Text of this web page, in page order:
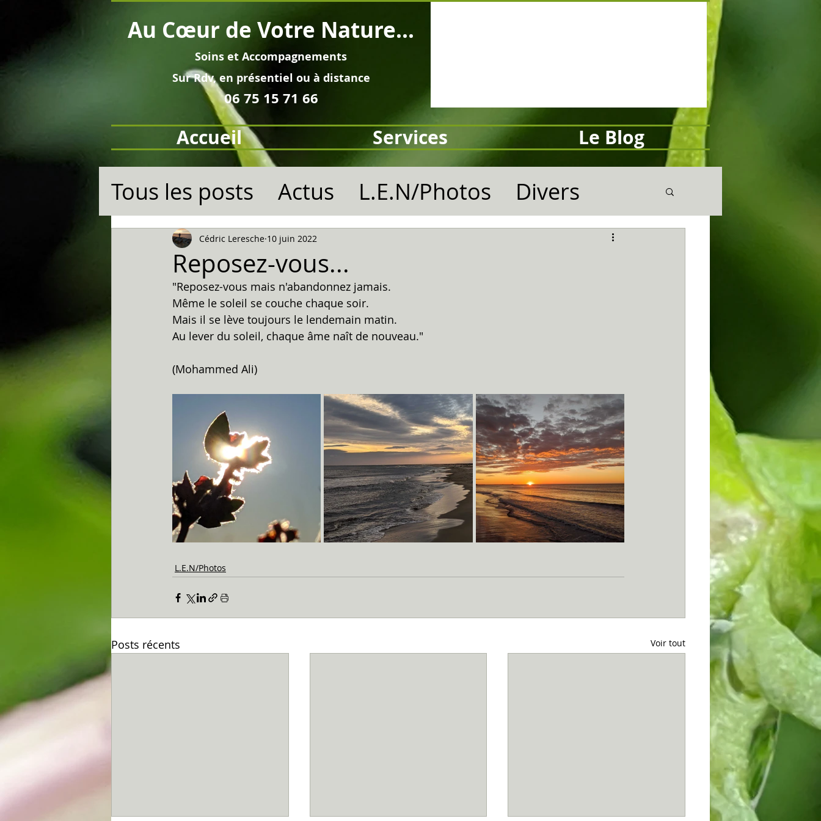
Soins et Accompagnements
Sur Rdv, en présentiel ou à distance
06 75 15 71 66
Au Cœur de Votre Nature...
Accueil Services Le Blog
Tous les posts Actus L.E.N/Photos Divers
Reposez-vous...
Cédric Leresche 10 juin 2022
"Reposez-vous mais n'abandonnez jamais.
Même le soleil se couche chaque soir.
Mais il se lève toujours le lendemain matin.
Au lever du soleil, chaque âme naît de nouveau."
(Mohammed Ali)
L.E.N/Photos
Posts récents Voir tout